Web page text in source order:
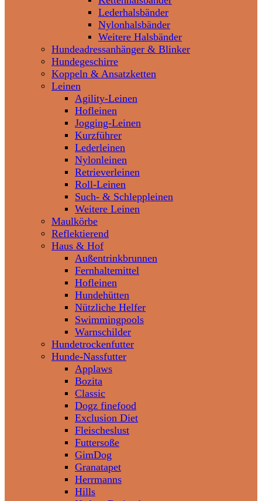
Lederhalsbänder
Nylonhalsbänder
Weitere Halsbänder
Hundeadressanhänger & Blinker
Hundegeschirre
Koppeln & Ansatzketten
Leinen
Agility-Leinen
Hofleinen
Jogging-Leinen
Kurzführer
Lederleinen
Nylonleinen
Retrieverleinen
Roll-Leinen
Such- & Schleppleinen
Weitere Leinen
Maulkörbe
Reflektierend
Haus & Hof
Außentrinkbrunnen
Fernhaltemittel
Hofleinen
Hundehütten
Nützliche Helfer
Swimmingpools
Warnschilder
Hundetrockenfutter
Hunde-Nassfutter
Applaws
Bozita
Classic
Dogz finefood
Exclusion Diet
Fleischeslust
Futtersoße
GimDog
Granatapet
Herrmanns
Hills